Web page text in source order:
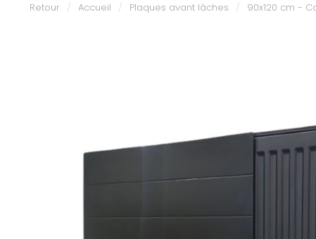
Retour / Accueil / Plaques avant lâches / 90x120 cm -